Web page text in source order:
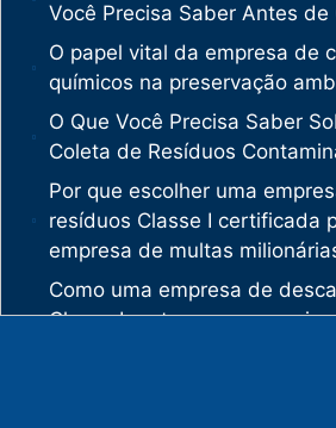
Você Precisa Saber Antes de
O papel vital da empresa de
químicos na preservação
O Que Você Precisa Saber
Coleta de Resíduos
Por que escolher uma
resíduos Classe I certificada
empresa de multas
Como uma empresa de
Classe I protege sua